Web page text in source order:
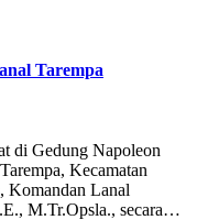
Tarempa
di Gedung Napoleon
Kecamatan
Komandan Lanal
M.Tr.Opsla., secara…